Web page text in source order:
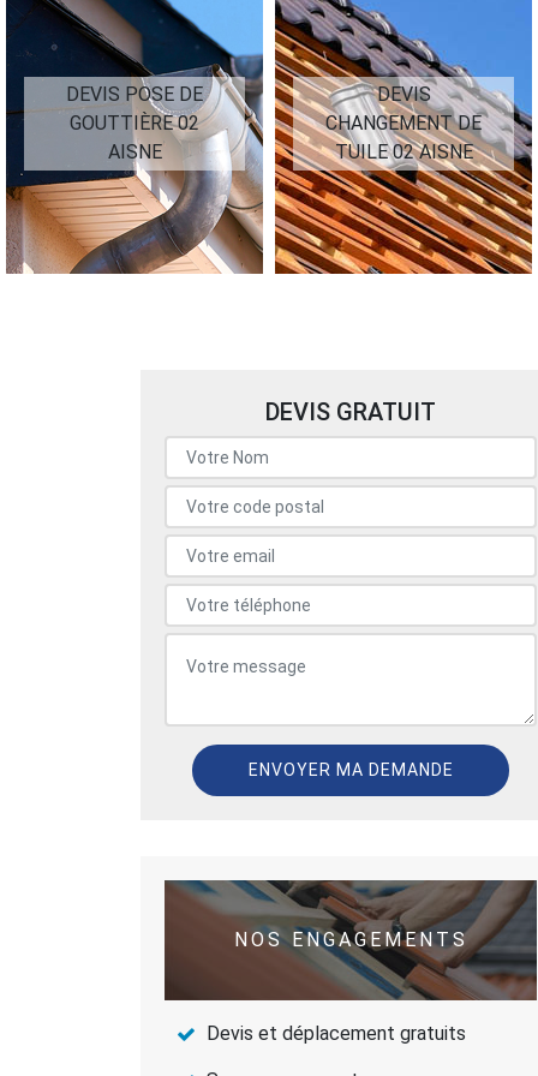
DEVIS POSE DE
GOUTTIÈRE 02
AISNE
DEVIS
CHANGEMENT DE
TUILE 02 AISNE
DEVIS GRATUIT
NOS ENGAGEMENTS
Devis et déplacement gratuits